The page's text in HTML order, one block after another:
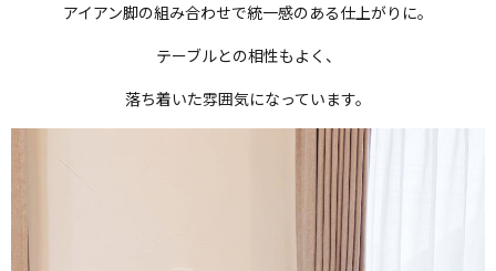
アイアン脚の組み合わせで統一感のある仕上がりに。
テーブルとの相性もよく、
落ち着いた雰囲気になっています。